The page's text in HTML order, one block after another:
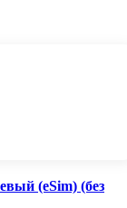
(eSim) (без